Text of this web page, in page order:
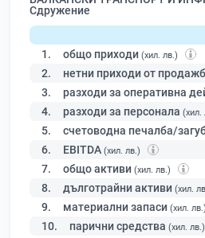
Сдружение
1. общо приходи (хил. лв.)
2. нетни приходи от
3. разходи за оперативна
4. разходи за персонала (хил.
5. счетоводна печалба/
6. EBITDA (хил. лв.)
7. общо активи (хил. лв.)
8. дълготрайни активи (хил.
9. материални запаси (хил. лв.)
10. парични средства (хил. лв.)